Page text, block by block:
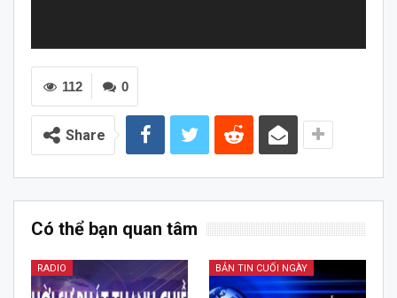
0
112
Share
Có thể bạn quan tâm
RADIO BẢN TIN CUỐI NGÀY